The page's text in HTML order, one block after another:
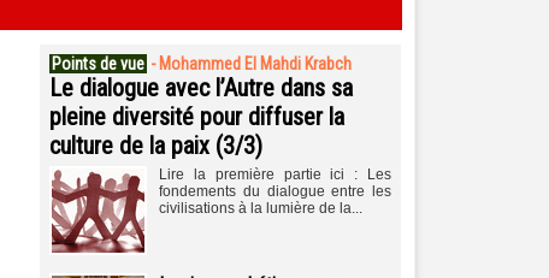
Points de vue - Mohammed El Mahdi Krabch
Le dialogue avec l’Autre dans sa
pleine diversité pour diffuser la
culture de la paix (3/3)
Lire la première partie ici : Les
fondements du dialogue entre les
civilisations à la lumière de la...